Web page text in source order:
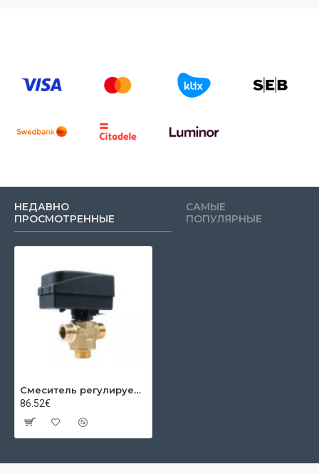
НЕДАВНО
ПРОСМОТРЕННЫЕ
САМЫЕ
ПОПУЛЯРНЫЕ
Смеситель регулируемый 1" IBO MIX2 DN25 KVS8 5 Нм 230в
86.52€